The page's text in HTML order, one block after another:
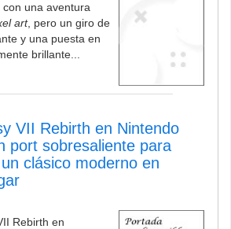
una aventura
art, pero un giro de
y una puesta en
brillante...
VII Rebirth en Nintendo
port sobresaliente para
clásico moderno en
Rebirth en